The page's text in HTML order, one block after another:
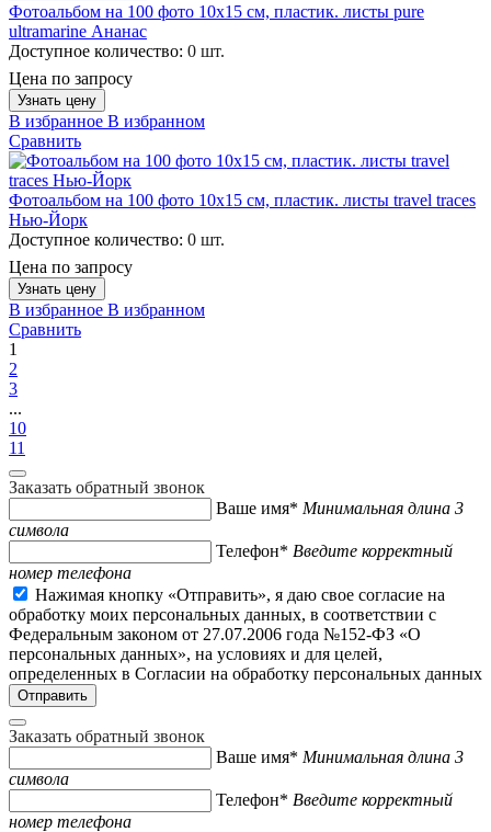
Фотоальбом на 100 фото 10х15 см, пластик. листы pure
ultramarine Ананас
Доступное количество: 0 шт.
Цена по запросу
Узнать цену
В избранное В избранном
Сравнить
Фотоальбом на 100 фото 10х15 см, пластик. листы travel traces
Нью-Йорк
Доступное количество: 0 шт.
Цена по запросу
Узнать цену
В избранное В избранном
Сравнить
1
2
3
...
10
11
Заказать обратный звонок
Ваше имя* Минимальная длина 3
символа
Телефон* Введите корректный
номер телефона
Нажимая кнопку «Отправить», я даю свое согласие на
обработку моих персональных данных, в соответствии с
Федеральным законом от 27.07.2006 года №152-ФЗ «О
персональных данных», на условиях и для целей,
определенных в Согласии на обработку персональных данных
Заказать обратный звонок
Ваше имя* Минимальная длина 3
символа
Телефон* Введите корректный
номер телефона